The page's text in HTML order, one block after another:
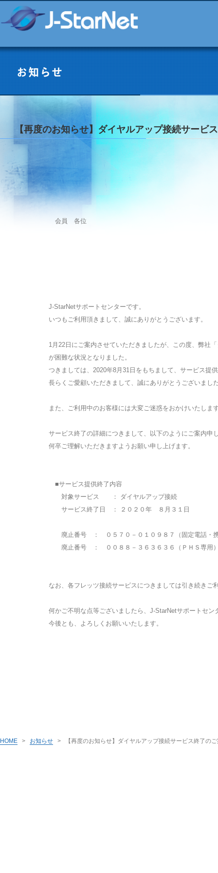
【再度のお知らせ】ダイヤルアップ接続サービ
会員 各位
J-StarNetサポートセンターです。
いつもご利用頂きまして、誠にありがとうございます。
1月22日にご案内させていただきましたが、この度、弊社
が困難な状況となりました。
つきましては、2020年8月31日をもちまして、サービス提
長らくご愛顧いただきまして、誠にありがとうございまし
また、ご利用中のお客様には大変ご迷惑をおかけいたしま
サービス終了の詳細につきまして、以下のようにご案内申
何卒ご理解いただきますようお願い申し上げます。
■サービス提供終了内容
対象サービス ： ダイヤルアップ接続
サービス終了日 ： ２０２０年 ８月３１日
廃止番号 ： ０５７０－０１０９８７（固定電話・
廃止番号 ： ００８８－３６３６３６（ＰＨＳ専用
なお、各フレッツ接続サービスにつきましては引き続きご
何かご不明な点等ございましたら、J-StarNetサポートセン
今後とも、よろしくお願いいたします。
HOME > お知らせ > 【再度のお知らせ】ダイヤルアップ接続サービス終了の